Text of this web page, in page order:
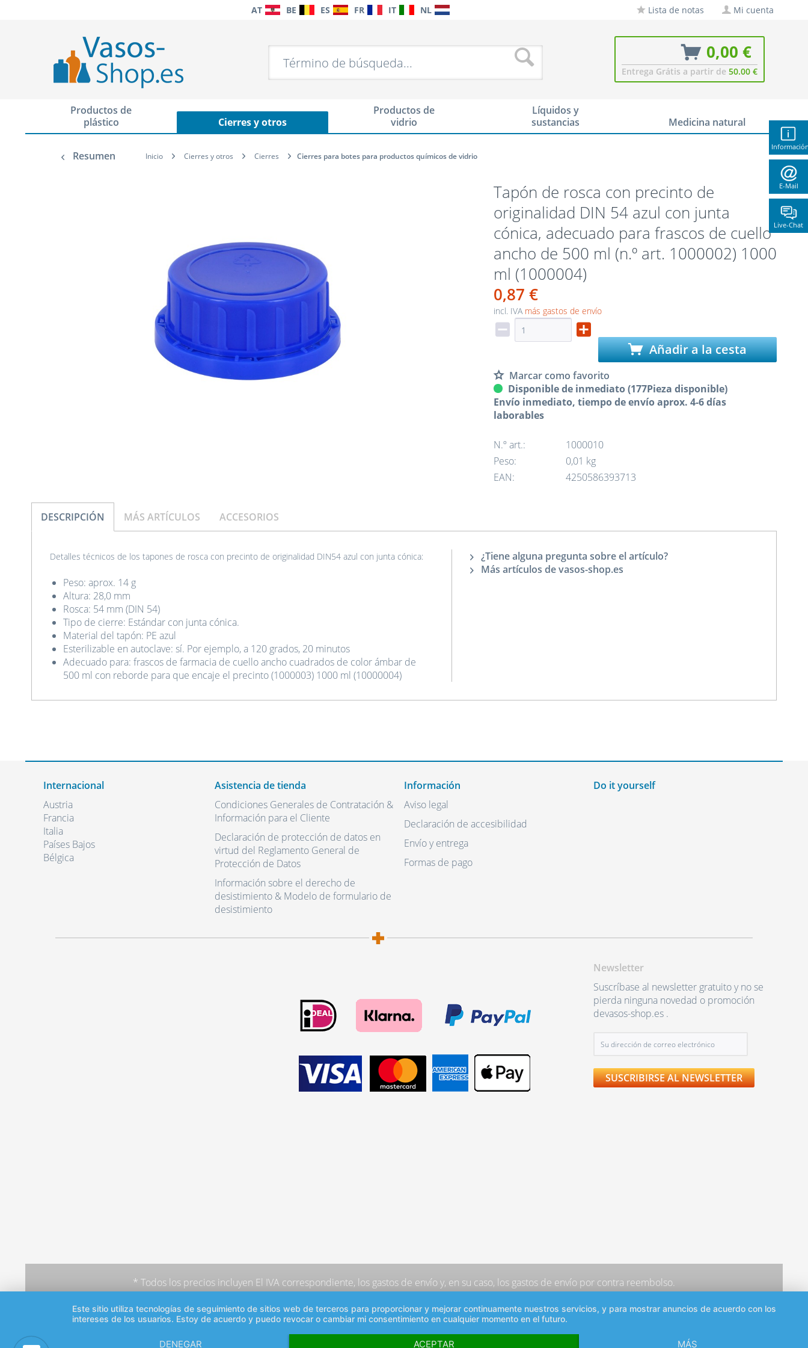
E-Mail
Live-Chat
AT BE ES FR IT NL Lista de notas Mi cuenta
0,00 €
Entrega Grátis a partir de 50.00 €
Productos de
plástico
Cierres y otros
Productos de
vidrio
Líquidos y
sustancias
Medicina natural
Resumen Inicio Cierres y otros Cierres Cierres para botes para productos químicos de vidrio
Tapón de rosca con precinto de
originalidad DIN 54 azul con junta
cónica, adecuado para frascos de cuello
ancho de 500 ml (n.º art. 1000002) 1000
ml (1000004)
0,87 €
incl. IVA más gastos de envío
Añadir a la cesta
Marcar como favorito
Disponible de inmediato (177Pieza disponible)
Envío inmediato, tiempo de envío aprox. 4-6 días
laborables
N.º art.:
1000010
Peso:
0,01 kg
EAN:
4250586393713
DESCRIPCIÓN MÁS ARTÍCULOS ACCESORIOS
Detalles técnicos de los tapones de rosca con precinto de originalidad DIN54 azul con junta cónica:
Peso: aprox. 14 g
Altura: 28,0 mm
Rosca: 54 mm (DIN 54)
Tipo de cierre: Estándar con junta cónica.
Material del tapón: PE azul
Esterilizable en autoclave: sí. Por ejemplo, a 120 grados, 20 minutos
Adecuado para: frascos de farmacia de cuello ancho cuadrados de color ámbar de
500 ml con reborde para que encaje el precinto (1000003) 1000 ml (10000004)
¿Tiene alguna pregunta sobre el artículo?
Más artículos de vasos-shop.es
Internacional
Austria
Francia
Italia
Países Bajos
Bélgica
Asistencia de tienda
Condiciones Generales de Contratación &
Información para el Cliente
Declaración de protección de datos en
virtud del Reglamento General de
Protección de Datos
Información sobre el derecho de
desistimiento & Modelo de formulario de
desistimiento
Información
Aviso legal
Declaración de accesibilidad
Envío y entrega
Formas de pago
Do it yourself
Newsletter
Suscríbase al newsletter gratuito y no se
pierda ninguna novedad o promoción
devasos-shop.es .
SUSCRIBIRSE AL NEWSLETTER
* Todos los precios incluyen El IVA correspondiente, los gastos de envíoy, en su caso, los gastos de envío por contra reembolso.
Este sitio utiliza tecnologías de seguimiento de sitios web de terceros para proporcionar y mejorar continuamente nuestros servicios, y para mostrar anuncios de acuerdo con los
intereses de los usuarios. Estoy de acuerdo y puedo revocar o cambiar mi consentimiento en cualquier momento en el futuro.
DENEGAR ACEPTAR MÁS